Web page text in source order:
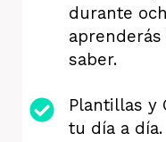
durante
saber.
Plantillas y
tu día a día.